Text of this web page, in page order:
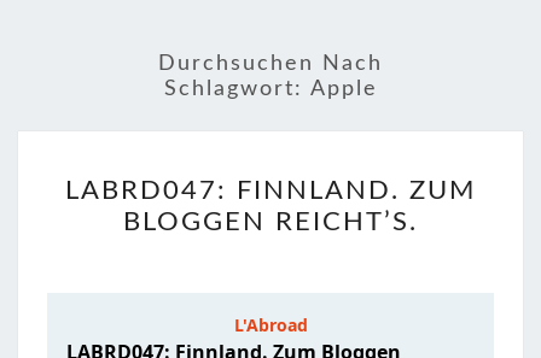
Durchsuchen Nach
Schlagwort: Apple
FINNLAND.
ZUM
LABRD047: FINNLAND. ZUM
BLOGGEN REICHT’S.